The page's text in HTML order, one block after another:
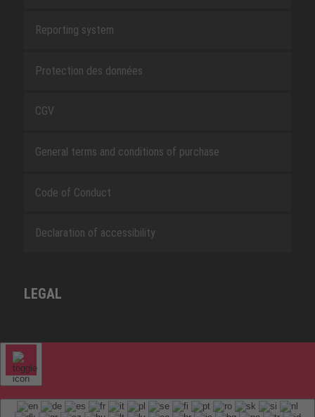
Reporting system
Protection des données
CGV
General terms and conditions of purchase
Code of Conduct
Declaration of accessibility
LEGAL